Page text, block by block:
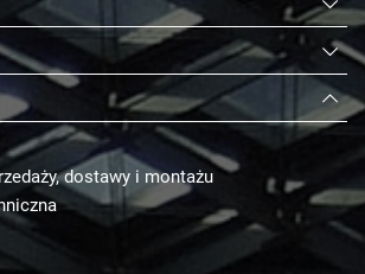
dostawy i montażu